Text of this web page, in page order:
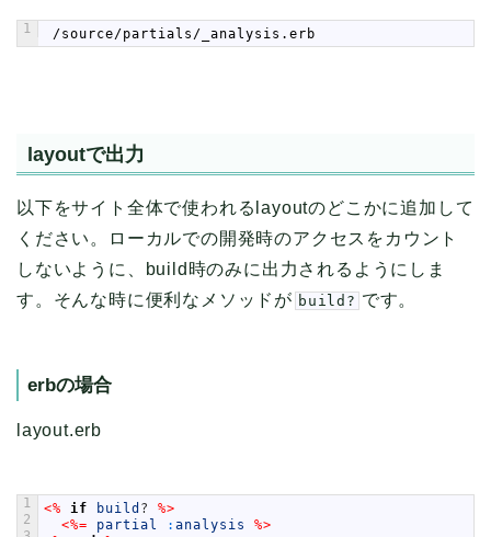
1 /source/partials/_analysis.erb
layoutで出力
以下をサイト全体で使われるlayoutのどこかに追加して
ください。ローカルでの開発時のアクセスをカウント
しないように、build時のみに出力されるようにしま
す。そんな時に便利なメソッドが build? です。
erbの場合
layout.erb
1
2
<% if build ?
%>
<%=
partial : analysis
%>